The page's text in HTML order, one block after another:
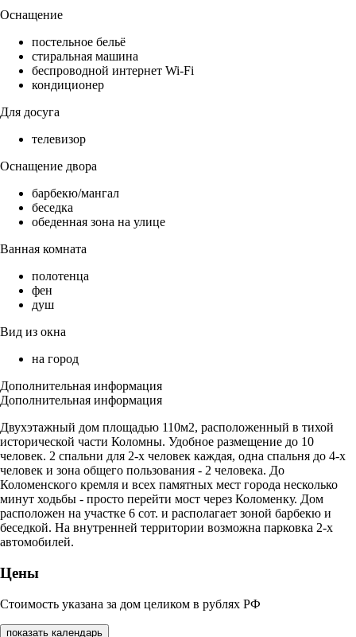
Оснащение
постельное бельё
стиральная машина
беспроводной интернет Wi-Fi
кондиционер
Для досуга
телевизор
Оснащение двора
барбекю/мангал
беседка
обеденная зона на улице
Ванная комната
полотенца
фен
душ
Вид из окна
на город
Дополнительная информация
Дополнительная информация
Двухэтажный дом площадью 110м2, расположенный в тихой
исторической части Коломны. Удобное размещение до 10
человек. 2 спальни для 2-х человек каждая, одна спальня до 4-х
человек и зона общего пользования - 2 человека. До
Коломенского кремля и всех памятных мест города несколько
минут ходьбы - просто перейти мост через Коломенку. Дом
расположен на участке 6 сот. и располагает зоной барбекю и
беседкой. На внутренней территории возможна парковка 2-х
автомобилей.
Цены
Стоимость указана за дом целиком в рублях РФ
показать календарь